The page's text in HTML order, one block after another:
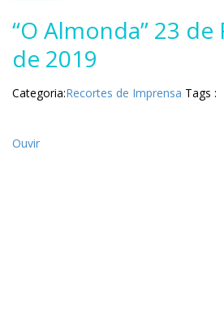
“O Almonda” 23 de
de 2019
Categoria:Recortes de Imprensa Tags :
Ouvir